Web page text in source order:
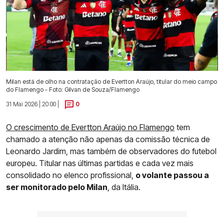
Milan está de olho na contratação de Evertton Araújo, titular do meio campo
do Flamengo - Foto: Gilvan de Souza/Flamengo
31 Mai 2026 | 20:00 |
0
O crescimento de Evertton Araújo no Flamengo tem
chamado a atenção não apenas da comissão técnica de
Leonardo Jardim, mas também de observadores do futebol
europeu. Titular nas últimas partidas e cada vez mais
consolidado no elenco profissional, o volante passou a
ser monitorado pelo Milan , da Itália.